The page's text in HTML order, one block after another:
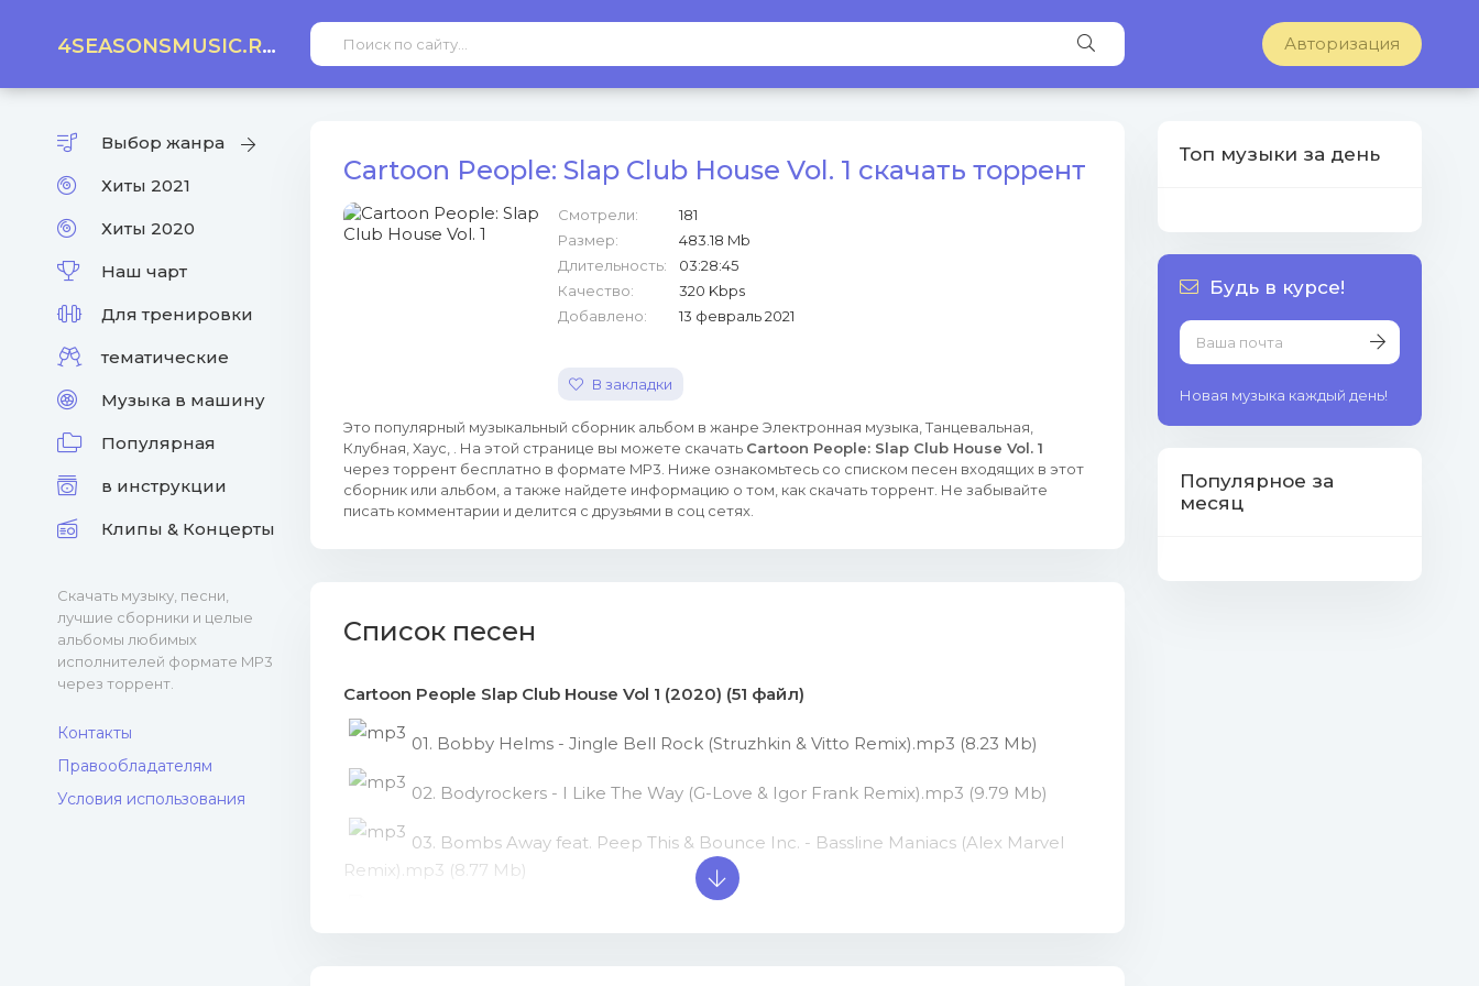
4SEASONSMUSIC.RU Авторизация
Выбор жанра
Хиты 2021
Хиты 2020
Наш чарт
Для тренировки
тематические
Музыка в машину
Популярная
в инструкции
Клипы & Концерты
Скачать музыку, песни,
лучшие сборники и целые
альбомы любимых
исполнителей формате MP3
через торрент.
Контакты
Правообладателям
Условия использования
Cartoon People: Slap Club House Vol. 1 скачать торрент
Смотрели:
181
Размер:
483.18 Mb
Длительность:
03:28:45
Качество:
320 Kbps
Добавлено:
13 февраль 2021
В закладки
Это популярный музыкальный сборник альбом в жанре Электронная музыка, Танцевальная,
Клубная, Хаус, . На этой странице вы можете скачать Cartoon People: Slap Club House Vol. 1
через торрент бесплатно в формате MP3. Ниже ознакомьтесь со списком песен входящих в этот
сборник или альбом, а также найдете информацию о том, как скачать торрент. Не забывайте
писать комментарии и делится с друзьями в соц сетях.
Список песен
Cartoon People Slap Club House Vol 1 (2020) (51 файл)
01. Bobby Helms - Jingle Bell Rock (Struzhkin & Vitto Remix).mp3 (8.23 Mb)
02. Bodyrockers - I Like The Way (G-Love & Igor Frank Remix).mp3 (9.79 Mb)
03. Bombs Away feat. Peep This & Bounce Inc. - Bassline Maniacs (Alex Marvel
Remix).mp3 (8.77 Mb)
Топ музыки за день
Будь в курсе!
Новая музыка каждый день!
Популярное за
месяц